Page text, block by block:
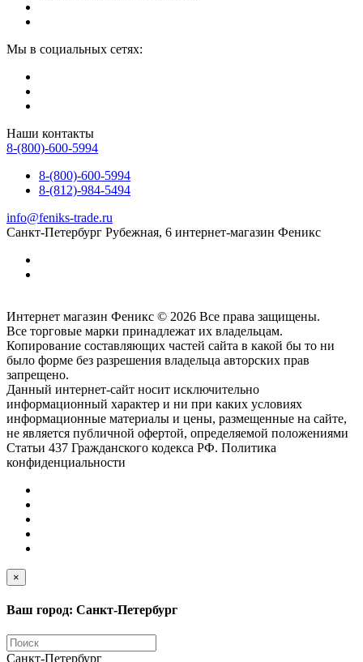
Мы в социальных сетях:
Наши контакты
8-(800)-600-5994
8-(800)-600-5994
8-(812)-984-5494
info@feniks-trade.ru
Санкт-Петербург Рубежная, 6 интернет-магазин Феникс
Интернет магазин Феникс © 2026 Все права защищены.
Все торговые марки принадлежат их владельцам.
Копирование составляющих частей сайта в какой бы то ни
было форме без разрешения владельца авторских прав
запрещено.
Данный интернет-сайт носит исключительно
информационный характер и ни при каких условиях
информационные материалы и цены, размещенные на сайте,
не является публичной офертой, определяемой положениями
Статьи 437 Гражданского кодекса РФ. Политика
конфиденциальности
×
Ваш город: Санкт-Петербург
Санкт-Петербург